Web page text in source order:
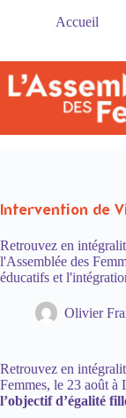
Accueil
Intervention de
Retrouvez en
l'Assemblée des
éducatifs et
Olivier
Retrouvez en
Femmes, le 23 août à
l’objectif d’égalité